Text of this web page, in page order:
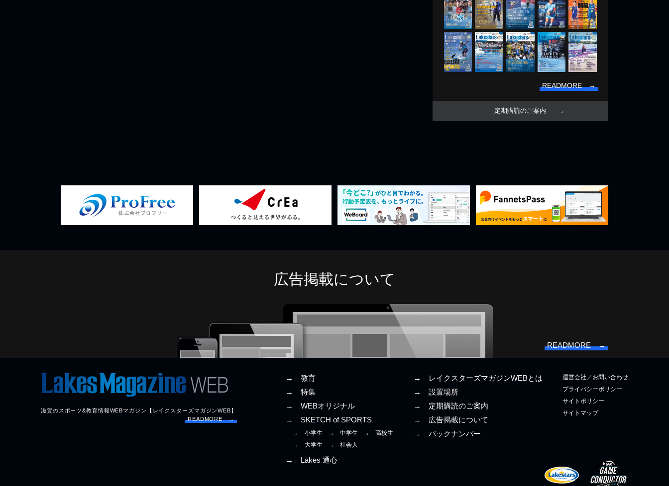
READMORE →
定期購読のご案内
広告掲載について
READMORE →
滋賀のスポーツ&教育情報WEBマガジン【レイクスターズマガジンWEB】
READMORE →
→ 教育
→ 特集
→ WEBオリジナル
→ SKETCH of SPORTS
→ 小学生 → 中学生
→ 高校生
→ 大学生
→ 社会人
→ Lakes 通心
→ レイクスターズマガジンWEBとは
→ 設置場所
→ 定期購読のご案内
→ 広告掲載について
→ バックナンバー
運営会社／お問い合わせ
プライバシーポリシー
サイトポリシー
サイトマップ